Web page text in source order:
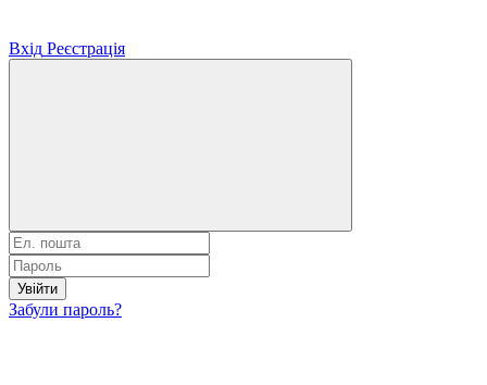
Вхід Реєстрація
Увійти
Забули пароль?